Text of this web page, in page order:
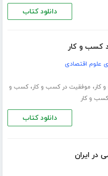
دانلود کتاب
کسب و کار
علوم اقتصادی
کار، موفقیت در کسب و کار،کسب و
و کار
دانلود کتاب
در ایران